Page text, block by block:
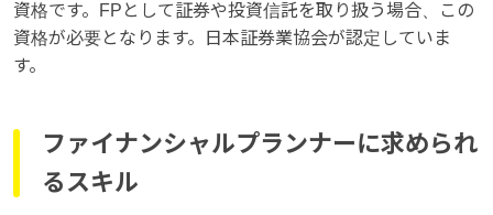
資格です。FPとして証券や投資信託を取り扱う場合、この
資格が必要となります。日本証券業協会が認定していま
す。
ファイナンシャルプランナーに求められ
るスキル